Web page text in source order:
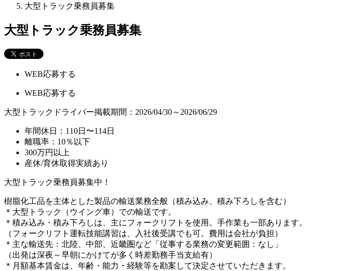
大型トラック乗務員募集
大型トラック乗務員募集
WEB応募する
WEB応募する
大型トラックドライバー掲載期間：2026/04/30～2026/06/29
年間休日：110日〜114日
離職率：10％以下
300万円以上
産休/育休取得実績あり
大型トラック乗務員募集中！
樹脂化工品を主体とした製品の輸送業務全般（積み込み、積み下ろしを含む）
＊大型トラック（ウイング車）での輸送です。
＊積み込み・積み下ろしは、主にフォークリフトを使用。手作業も一部あります。
（フォークリフト運転技能講習は、入社後受講でも可。費用は会社が負担）
＊主な輸送先：北陸、中部、近畿圏など「従事する業務の変更範囲：なし」
（出発は深夜～早朝にかけてが多く時差勤務手当支給有）
＊月額基本賃金は、年齢・能力・経験等を勘案して決定させていただきます。